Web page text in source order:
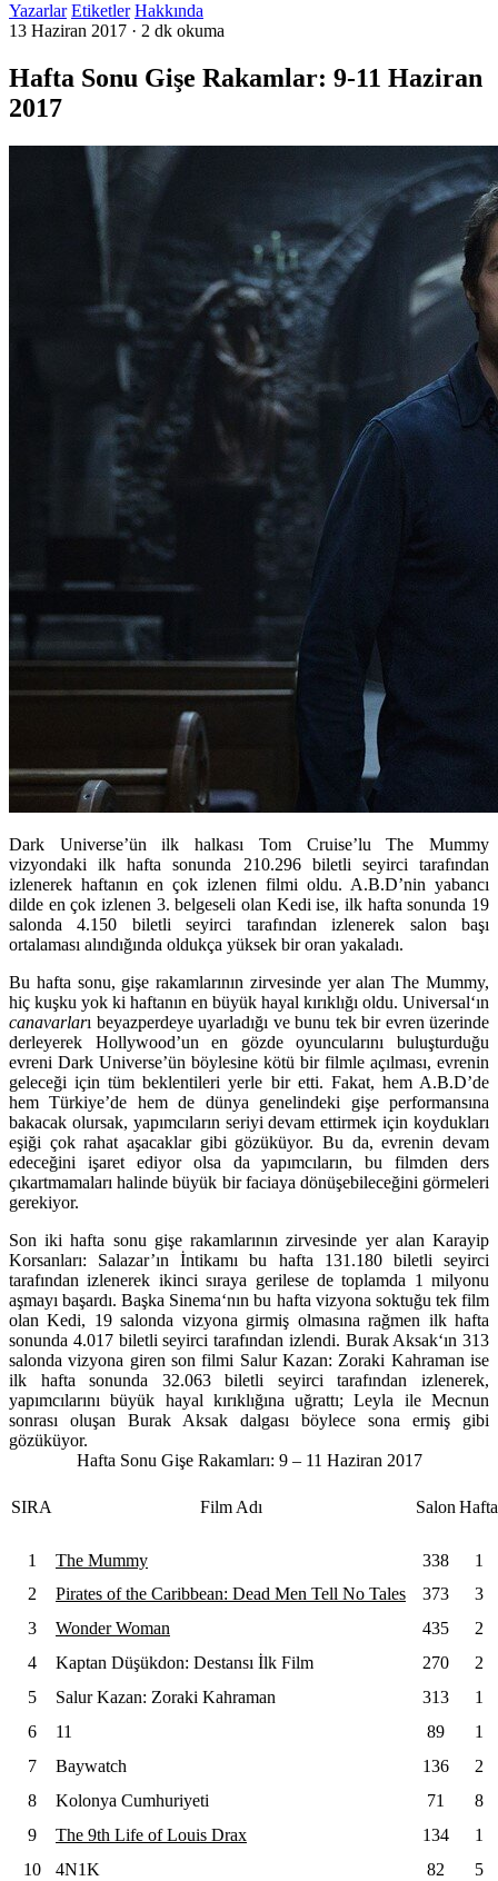
Yazarlar Etiketler Hakkında
13 Haziran 2017 · 2 dk okuma
Hafta Sonu Gişe Rakamlar: 9-11 Haziran
2017
Dark Universe’ün ilk halkası Tom Cruise’lu The Mummy
vizyondaki ilk hafta sonunda 210.296 biletli seyirci tarafından
izlenerek haftanın en çok izlenen filmi oldu. A.B.D’nin yabancı
dilde en çok izlenen 3. belgeseli olan Kedi ise, ilk hafta sonunda 19
salonda 4.150 biletli seyirci tarafından izlenerek salon başı
ortalaması alındığında oldukça yüksek bir oran yakaladı.
Bu hafta sonu, gişe rakamlarının zirvesinde yer alanThe Mummy,
hiç kuşku yok ki haftanın en büyük hayal kırıklığı oldu. Universal‘ın
canavarları beyazperdeye uyarladığı ve bunu tek bir evren üzerinde
derleyerek Hollywood’un en gözde oyuncularını buluşturduğu
evreni Dark Universe’ün böylesine kötü bir filmle açılması, evrenin
geleceği için tüm beklentileri yerle bir etti. Fakat, hem A.B.D’de
hem Türkiye’de hem de dünya genelindeki gişe performansına
bakacak olursak, yapımcıların seriyi devam ettirmek için koydukları
eşiği çok rahat aşacaklar gibi gözüküyor. Bu da, evrenin devam
edeceğini işaret ediyor olsa da yapımcıların, bu filmden ders
çıkartmamaları halinde büyük bir faciaya dönüşebileceğini görmeleri
gerekiyor.
Son iki hafta sonu gişe rakamlarının zirvesinde yer alan Karayip
Korsanları: Salazar’ın İntikamıbu hafta 131.180 biletli seyirci
tarafından izlenerek ikinci sıraya gerilese de toplamda 1 milyonu
aşmayı başardı.Başka Sinema‘nın bu hafta vizyona soktuğu tek film
olanKedi, 19 salonda vizyona girmiş olmasına rağmen ilk hafta
sonunda 4.017 biletli seyirci tarafından izlendi. Burak Aksak‘ın 313
salonda vizyona giren son filmi Salur Kazan: Zoraki Kahraman ise
ilk hafta sonunda 32.063 biletli seyirci tarafından izlenerek,
yapımcılarını büyük hayal kırıklığına uğrattı;Leyla ile Mecnun
sonrası oluşan Burak Aksak dalgası böylece sona ermiş gibi
gözüküyor.
Hafta Sonu Gişe Rakamları: 9 – 11 Haziran 2017
SIRA Film Adı Salon Hafta
1 The Mummy 338
1
2
Pirates of the Caribbean: Dead Men Tell No Tales 373
3
3
Wonder Woman 435
2
4
Kaptan Düşükdon: Destansı İlk Film 270
2
5
Salur Kazan: Zoraki Kahraman 313
1
6
11 89
1
7
Baywatch 136
2
8
Kolonya Cumhuriyeti 71
8
9
The 9th Life of Louis Drax 134
1
10
4N1K 82 5